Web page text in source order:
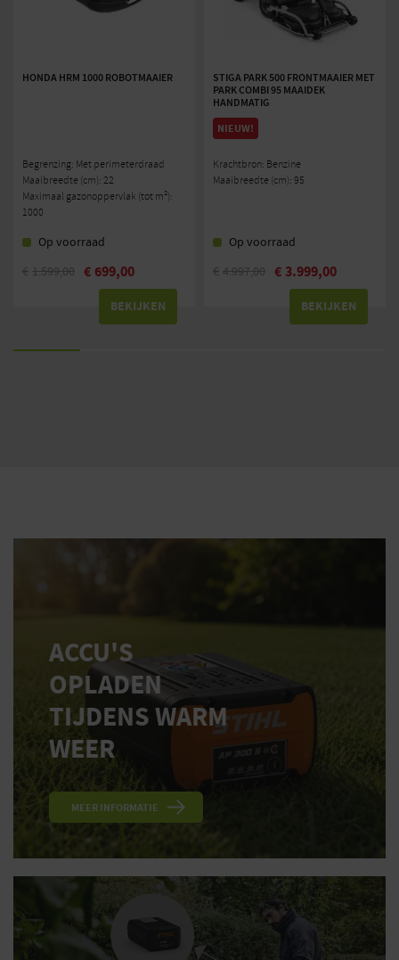
HONDA HRM 1000 ROBOTMAAIER
Begrenzing: Met perimeterdraad
Maaibreedte (cm): 22
Maximaal gazonoppervlak (tot m²):
1000
Op voorraad
€ 1.599,00
Oorspronkelijke
€ 699,00
Huidige
BEKIJKEN
STIGA PARK 500 FRONTMAAIER MET
PARK COMBI 95 MAAIDEK
HANDMATIG
NIEUW!
Krachtbron: Benzine
Maaibreedte (cm): 95
Op voorraad
€ 4.997,00
Oorspronkelijke
€3.999,00
Huidige
BEKIJKEN
ACCU'S
OPLADEN
TIJDENS WARM
WEER
MEER INFORMATIE